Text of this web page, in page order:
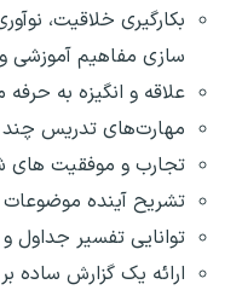
بکارگیری خلاقیت،
سازی مفاهیم آموزشی
علاقه و انگیزه به
مهارت‌های تدریس
تجارب و موفقیت های
تشریح آینده
توانایی تفسیر جداول
ارائه یک گزارش ساده